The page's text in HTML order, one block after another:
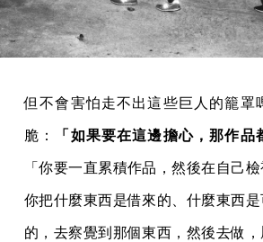
但不會害怕走不出這些巨人的籠罩
脆： 「如果要在這邊擔心，那作品
「你要一直累積作品，然後在自己
你把什麼東西是借來的、什麼東西
的，去察覺到那個東西，然後去做